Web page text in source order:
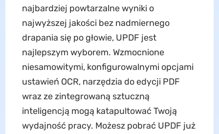
najbardziej powtarzalne wyniki o
najwyższej jakości bez nadmiernego
drapania się po głowie, UPDF jest
najlepszym wyborem. Wzmocnione
niesamowitymi, konfigurowalnymi opcjami
ustawień OCR, narzędzia do edycji PDF
wraz ze zintegrowaną sztuczną
inteligencją mogą katapultować Twoją
wydajność pracy. Możesz pobrać UPDF już